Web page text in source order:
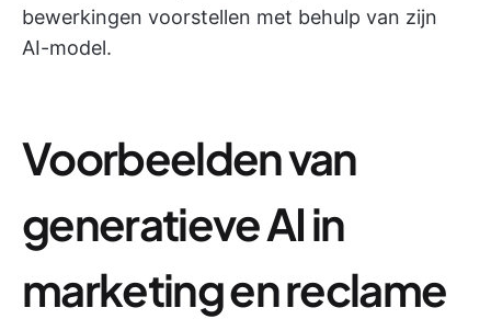
bewerkingen voorstellen met behulp van zijn
AI-model.
Voorbeelden van
generatieve AI in
marketing en reclame